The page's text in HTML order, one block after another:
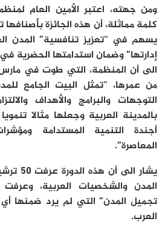
ومن جهته، اعتبر الأمين العام
كلمة مماثلة، أن هذه الجائزة
يسهم في “تعزيز تنافسية” المدن
إدارتها” وضمان استدامتها الحضرية
الى أن المنظمة، التي طوت في
من عمرها، “تمثل البيت الجامع
التوجهات والبرامج والأهداف
بالمدينة العربية وجعلها مثالا
أجندة التنمية المستدامة
المعاصرة”.
يشار
المدن والشخصيات العربية،
تجميل المدن” التي لم يرد ضمنها
العرب.